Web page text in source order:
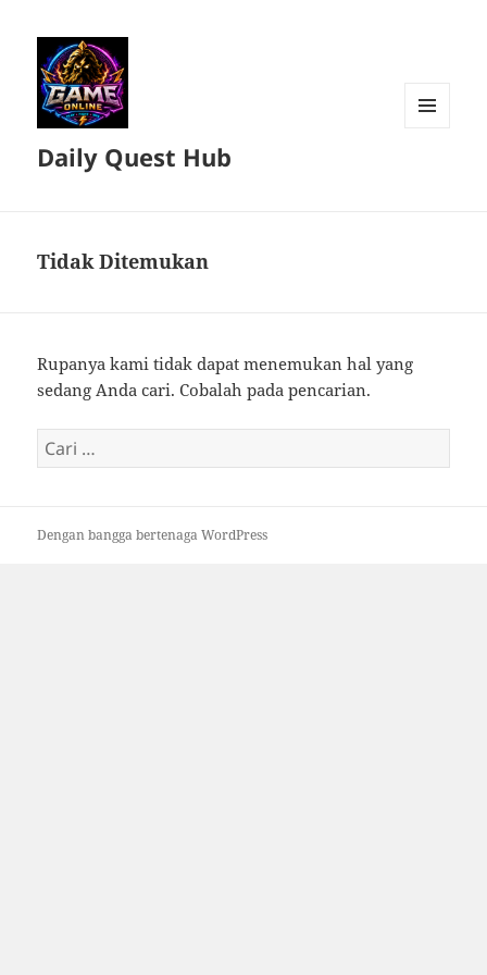
Daily Quest Hub
Tidak Ditemukan
Rupanya kami tidak dapat menemukan hal yang
sedang Anda cari. Cobalah pada pencarian.
Cari
untuk:
Dengan bangga bertenaga WordPress